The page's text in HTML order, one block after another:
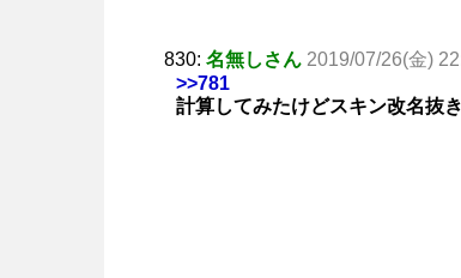
830: 名無しさん 2019/07/26(金)
>>781
計算してみたけどスキン改名抜